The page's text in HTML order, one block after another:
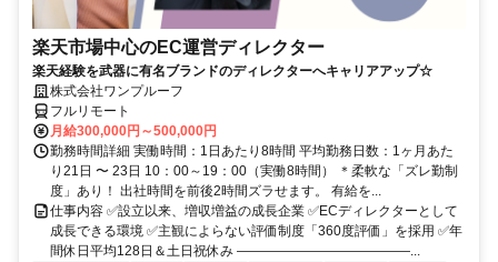
楽天市場中心のEC運営ディレクター
楽天経験を武器に有名ブランドのディレクターへキャリアアップ☆
株式会社ワンプルーフ
フルリモート
月給300,000円～500,000円
勤務時間詳細 実働時間：1日あたり8時間 平均勤務日数：1ヶ月あた
り21日 〜 23日 10：00～19：00（実働8時間） ＊柔軟な「ズレ勤制
度」あり！ 出社時間を前後2時間ズラせます。 有給を...
仕事内容 ✅設立以来、増収増益の成長企業 ✅ECディレクターとして
成長できる環境 ✅主観によらない評価制度「360度評価」を採用 ✅年
間休日平均128日＆土日祝休み ―――――――――――――...